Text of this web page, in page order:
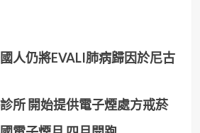
人仍將EVALI肺病歸因於尼古
所 開始提供電子煙處方戒菸